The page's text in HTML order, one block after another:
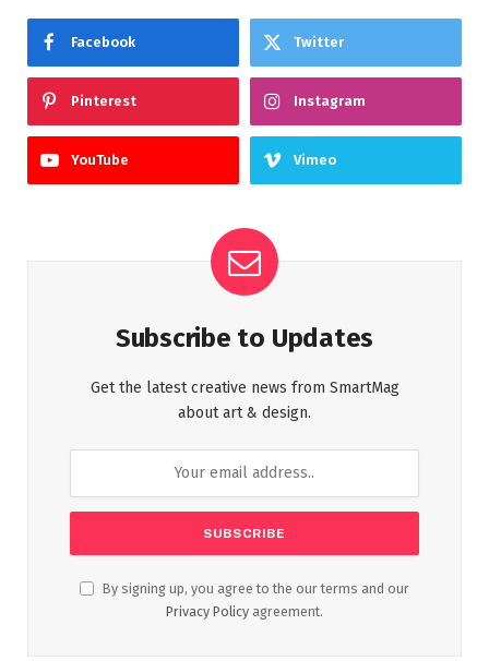
Facebook Twitter
Pinterest Instagram
YouTube Vimeo
Subscribe to Updates
Get the latest creative news from SmartMag
about art & design.
By signing up, you agree to the our terms and our
Privacy Policy agreement.